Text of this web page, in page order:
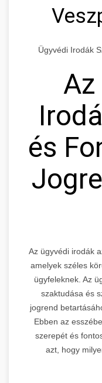
Ügyvédi Irodák
Az
és
Az ügyvédi irodák
amelyek széles
ügyfeleknek. Az
szaktudása és
jogrend
Ebben az
szerepét és
azt, hogy